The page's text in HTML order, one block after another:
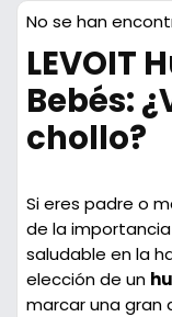
No se han
LEVOIT
Bebés:
chollo?
Si eres padre o
de la
saludable en la
elección de un
marcar una gran